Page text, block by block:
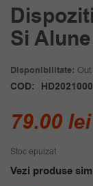
Si Alune
Disponibilitate:
COD:
79.00 lei
Stoc epuizat
Vezi produse